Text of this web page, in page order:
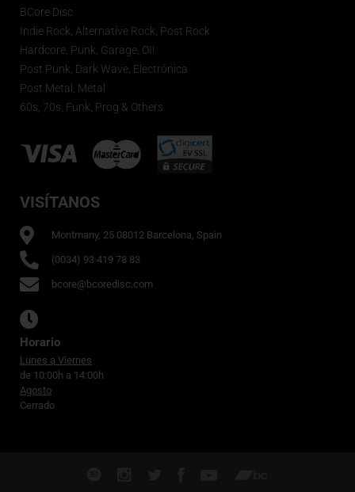
BCore Disc
Indie Rock, Alternative Rock, Post Rock
Hardcore, Punk, Garage, OI!
Post Punk, Dark Wave, Electrónica
Post Metal, Metal
60s, 70s, Funk, Prog & Others
VISÍTANOS
Montmany, 25 08012 Barcelona, Spain
(0034) 93 419 78 83
bcore@bcoredisc.com
Horario
Lunes a Viernes
de 10:00h a 14:00h
Agosto
Cerrado